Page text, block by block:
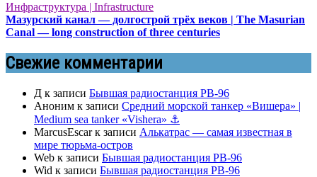
Инфраструктура | Infrastructure
Мазурский канал — долгострой трёх веков | The Masurian
Canal — long construction of three centuries
Свежие комментарии
Д к записи Бывшая радиостанция РВ-96
Аноним к записи Средний морской танкер «Вишера» |
Medium sea tanker «Vishera» ⚓
MarcusEscarк записи Алькатрас — самая известная в
мире тюрьма-остров
Web к записи Бывшая радиостанция РВ-96
Wid к записи Бывшая радиостанция РВ-96